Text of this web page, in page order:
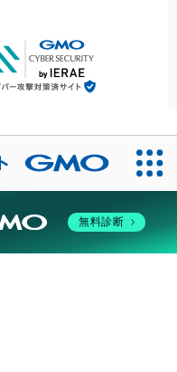
無料診断